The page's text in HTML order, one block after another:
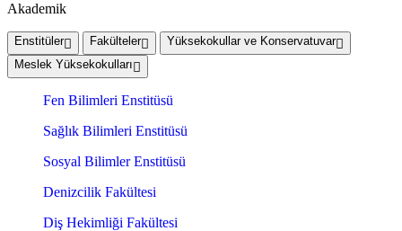
Akademik
Enstitüler Fakülteler
Yüksekokullar ve Konservatuvar
Meslek Yüksekokulları
Fen Bilimleri Enstitüsü
Sağlık Bilimleri Enstitüsü
Sosyal Bilimler Enstitüsü
Denizcilik Fakültesi
Diş Hekimliği Fakültesi